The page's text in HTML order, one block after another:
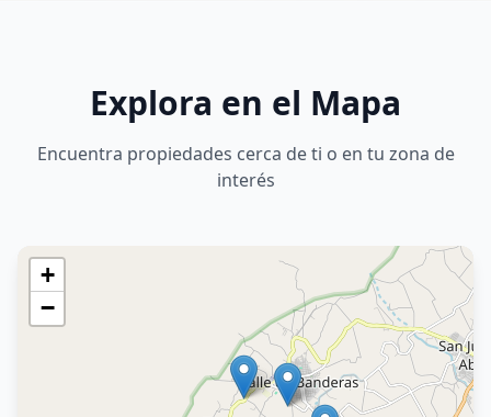
Explora en el Mapa
Encuentra propiedades cerca de ti o en tu zona de
interés
+
−